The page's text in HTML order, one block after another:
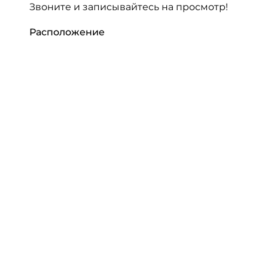
Звоните и записывайтесь на просмотр!
Расположение